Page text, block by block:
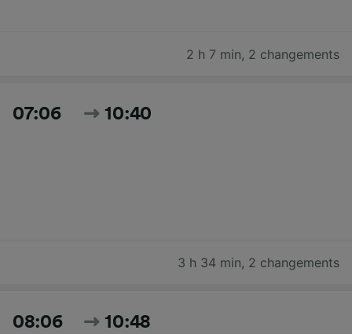
2 h 7 min, 2 changements
07:06 10:40
3 h 34 min, 2 changements
08:06 10:48